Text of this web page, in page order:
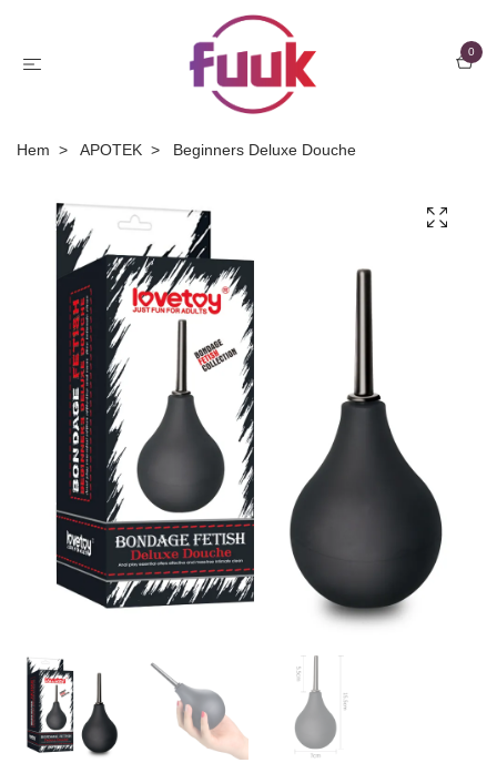
0
Hem APOTEK Beginners Deluxe Douche